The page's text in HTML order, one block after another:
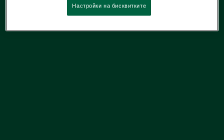
Настройки на бисквитките